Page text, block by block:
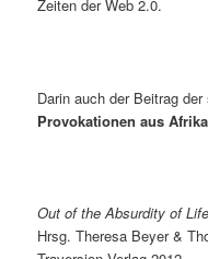
Zeiten der Web 2.0.
Darin auch der Beitrag
Provokationen aus
Out of the Absurdity of
Hrsg. Theresa Beyer &